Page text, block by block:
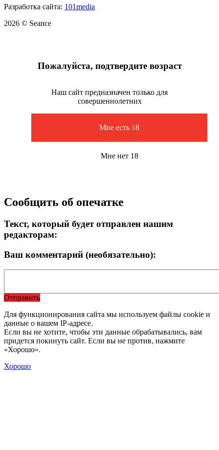
Разработка сайта: 101media
2026 © Seance
Пожалуйста, подтвердите возраст
Наш сайт предназначен только для
совершеннолетних
Мне есть 18
Мне нет 18
Сообщить об опечатке
Текст, который будет отправлен нашим
редакторам:
Ваш комментарий (необязательно):
Отправить
Для функционирования сайта мы используем файлы cookie и
данные о вашем IP-адресе.
Если вы не хотите, чтобы эти данные обрабатывались, вам
придется покинуть сайт. Если вы не против, нажмите
«Хорошо».
Хорошо